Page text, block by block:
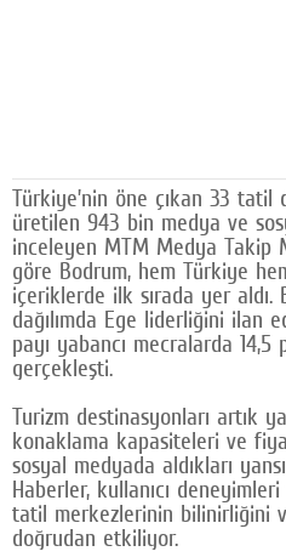
Künye
SOSYAL MEDYA
Facebook
Twitter
Google Plus
© 2026 TÜM HAKLARI SAKLIDIR
Türkiye’nin öne çıkan 33 tatil
üretilen 943 bin medya ve
inceleyen MTM Medya Takip
göre Bodrum, hem Türkiye
içeriklerde ilk sırada yer aldı.
dağılımda Ege liderliğini ilan
payı yabancı mecralarda
gerçekleşti.
Turizm destinasyonları artık
konaklama kapasiteleri ve
sosyal medyada aldıkları
Haberler, kullanıcı
tatil merkezlerinin bilinirliğini
doğrudan etkiliyor.